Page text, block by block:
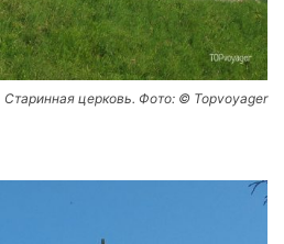
Старинная церковь. Фото: © Topvoyager